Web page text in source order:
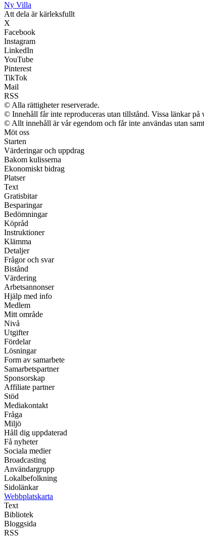
Ny Villa
Att dela är kärleksfullt
X
Facebook
Instagram
LinkedIn
YouTube
Pinterest
TikTok
Mail
RSS
© Alla rättigheter reserverade.
© Innehåll får inte reproduceras utan tillstånd. Vissa länkar på
© Allt innehåll är vår egendom och får inte användas utan
Möt oss
Starten
Värderingar och uppdrag
Bakom kulisserna
Ekonomiskt bidrag
Platser
Text
Gratisbitar
Besparingar
Bedömningar
Köpråd
Instruktioner
Klämma
Detaljer
Frågor och svar
Bistånd
Värdering
Arbetsannonser
Hjälp med info
Medlem
Mitt område
Nivå
Utgifter
Fördelar
Lösningar
Form av samarbete
Samarbetspartner
Sponsorskap
Affiliate partner
Stöd
Mediakontakt
Fråga
Miljö
Håll dig uppdaterad
Få nyheter
Sociala medier
Broadcasting
Användargrupp
Lokalbefolkning
Sidolänkar
Webbplatskarta
Text
Bibliotek
Bloggsida
RSS